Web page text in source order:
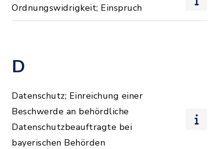
Ordnungswidrigkeit; Einspruch
D
Datenschutz; Einreichung einer
Beschwerde an behördliche
Datenschutzbeauftragte bei
bayerischen Behörden